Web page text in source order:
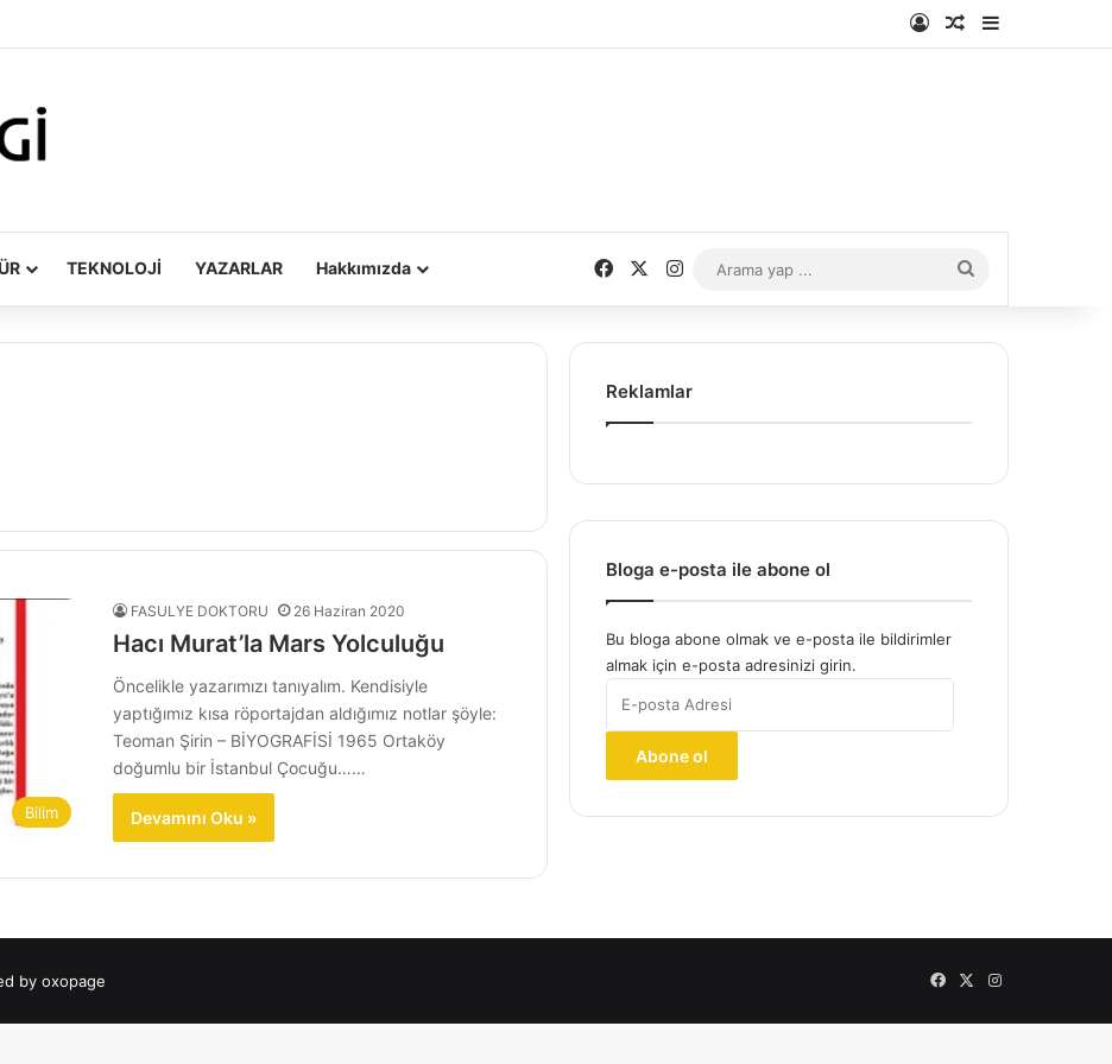
Kayıt OlRastgele Makale
Kenar
TEKNOLOJİ YAZARLAR Hakkımızda FacebookInstagram
yap
Bilim
FASULYE DOKTORU 26 Haziran 2020
Hacı Murat’la Mars Yolculuğu
Öncelikle yazarımızı tanıyalım. Kendisiyle
yaptığımız kısa röportajdan aldığımız notlar şöyle:
Teoman Şirin – BİYOGRAFİSİ 1965 Ortaköy
doğumlu bir İstanbul Çocuğu……
Devamını Oku »
Reklamlar
Bloga e-posta ile abone ol
Bu bloga abone olmak ve e-posta ile bildirimler
almak için e-posta adresinizi girin.
posta
Abone ol
by oxopage Facebook
X Instagram